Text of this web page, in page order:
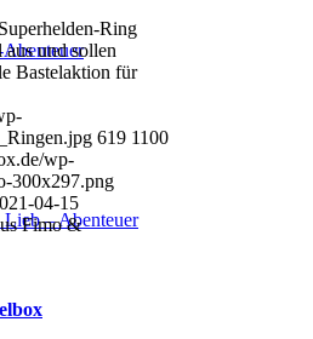
– Abenteuer
Ring
und sollen
Bastelaktion für
619 1100
wp-
300x297.png
04-15
Fimo &